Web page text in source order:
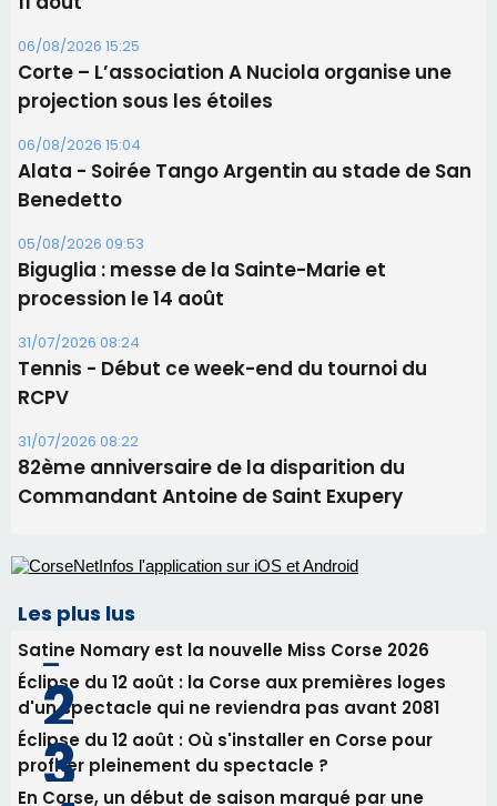
Les brèves
06/08/2026 15:57
Ucciani – Marché des producteurs à Cruculi le
11 août
06/08/2026 15:25
Corte – L’association A Nuciola organise une
projection sous les étoiles
06/08/2026 15:04
Alata - Soirée Tango Argentin au stade de San
Benedetto
05/08/2026 09:53
Biguglia : messe de la Sainte-Marie et
procession le 14 août
Tennis - Début ce week-end du tournoi du
RCPV
31/07/2026 08:22
82ème anniversaire de la disparition du
Commandant Antoine de Saint Exupery